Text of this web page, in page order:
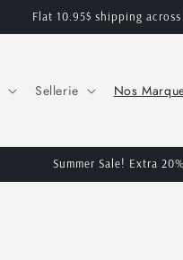
Flat 10.95$ shipping
Sellerie Nos
Summer Sale! Extra